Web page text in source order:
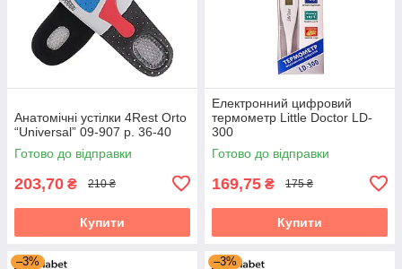
Анатомічні устілки 4Rest Orto
“Universal” 09-907 р. 36-40
Готово до відправки
203,70 ₴ 210 ₴
Купити
Електронний цифровий
термометр Little Doctor LD-
300
Готово до відправки
169,75 ₴ 175 ₴
Купити
–3% –3%